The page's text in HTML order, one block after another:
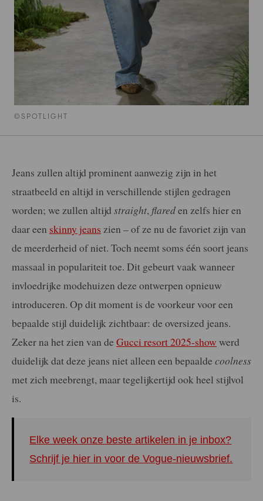
©SPOTLIGHT
Jeans zullen altijd prominent aanwezig zijn in het
straatbeeld en altijd in verschillende stijlen gedragen
worden; we zullen altijd straight, flareden zelfs hier en
daar een skinny jeans zien – of ze nu de favoriet zijn van
de meerderheid of niet. Toch neemt soms één soort jeans
massaal in populariteit toe. Dit gebeurt vaak wanneer
invloedrijke modehuizen deze ontwerpen opnieuw
introduceren. Op dit moment is de voorkeur voor een
bepaalde stijl duidelijk zichtbaar: de oversized jeans.
Zeker na het zien van de Gucci resort 2025-show werd
duidelijk dat deze jeans niet alleen een bepaalde coolness
met zich meebrengt, maar tegelijkertijd ook heel stijlvol
is.
Elke week onze beste artikelen in je inbox?
Schrijf je hier in voor de Vogue-nieuwsbrief.